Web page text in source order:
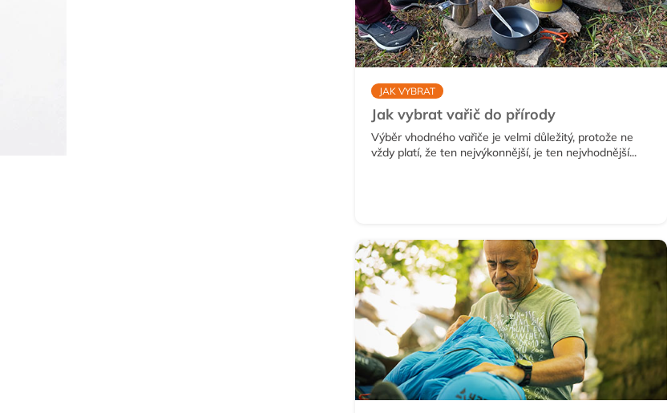
JAK VYBRAT
Jak vybrat vařič do přírody
Výběr vhodného vařiče je velmi důležitý, protože ne
vždy platí, že ten nejvýkonnější, je ten nejvhodnější...